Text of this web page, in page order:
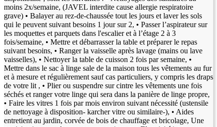
moins 2x/semaine, (JAVEL interdite cause allergie respiratoire
grave) • Balayer au rez-de-chaussée tout les jours et laver les sols
qui le peuvent suivant besoins 1 jour sur 2, • Passer l’aspirateur sur
les moquettes et parquets dans l'escalier et à l’étage 2 à 3
fois/semaine, • Mettre et débarrasser la table et préparer le repas
suivant besoins, • Ranger la vaisselle après lavage (mains ou lave
vaisselles), • Nettoyer la table de cuisson 2 fois par semaine, •
Mettre dans le sac à linge sale de la maison tous les vêtements au fur
et à mesure et régulièrement sauf cas particuliers, y compris les draps
de votre lit , • Plier ou suspendre sur cintre les vêtements une fois
séchés et ranger votre linge qui sera dans la panière de linge propre,
• Faire les vitres 1 fois par mois environ suivant nécessité (ustensile
de nettoyage à disposition- karcher vitre ou similaire-), • Aides
entretient au jardin, corvée de bois de chauffage et bricolage, Une